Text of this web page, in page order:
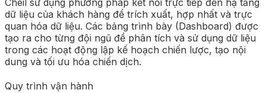
Cheil sử dụng phương pháp kết nối trực tiếp đến hạ tầng
dữ liệu của khách hàng để trích xuất, hợp nhất và trực
quan hóa dữ liệu. Các bảng trình bày (Dashboard) được
tạo ra cho từng đội ngũ để phân tích và sử dụng dữ liệu
trong các hoạt động lập kế hoạch chiến lược, tạo nội
dung và tối ưu hóa chiến dịch.
Quy trình vận hành